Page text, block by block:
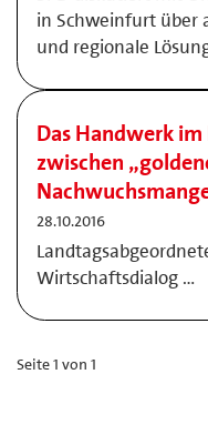
in Schweinfurt über
und regionale
Das Handwerk
zwischen
28.10.2016
Wirtschaftsdialog …
Seite 1 von 1